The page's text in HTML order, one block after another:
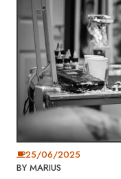
25/06/2025
BY MARIUS